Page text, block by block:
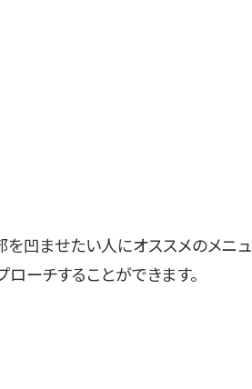
を凹ませたい人にオススメのメニュ
ーチすることができます。